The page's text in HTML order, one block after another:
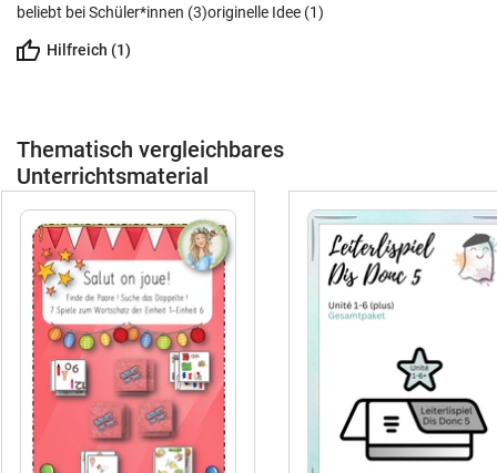
beliebt bei Schüler*innen (3)originelle Idee (1)
Hilfreich (1)
Thematisch vergleichbares
Unterrichtsmaterial